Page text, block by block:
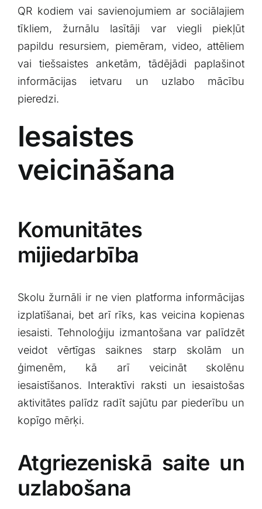
QR kodiem​ vai savienojumiem ar sociālajiem
tīkliem, žurnālu​ lasītāji‍ var viegli piekļūt
papildu resursiem, piemēram, ‍video, attēliem
vai tiešsaistes anketām, tādējādi paplašinot
informācijas ietvaru un uzlabo ‌mācību
pieredzi.
Iesaistes
veicināšana
Komunitātes
mijiedarbība
Skolu žurnāli ir ne vien platforma informācijas
izplatīšanai, bet arī rīks, kas veicina kopienas
iesaisti. Tehnoloģiju izmantošana var palīdzēt
veidot vērtīgas saiknes starp⁣ skolām un
ģimenēm, kā arī veicināt skolēnu
⁢iesaistīšanos.​ Interaktīvi raksti un iesaistošas
aktivitātes palīdz ⁤radīt sajūtu par piederību un
kopīgo mērķi.
Atgriezeniskā saite un
uzlabošana